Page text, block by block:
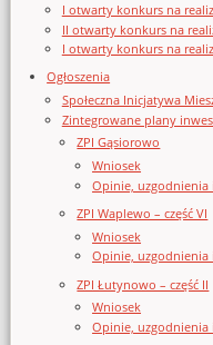
I otwarty konkurs na
II otwarty konkurs na
I otwarty konkurs na
Ogłoszenia
Społeczna Inicjatywa
Zintegrowane plany
ZPI Gąsiorowo
Wniosek
Opinie, uzgodnienia
ZPI Waplewo – część VI
Wniosek
Opinie, uzgodnienia
ZPI Łutynowo – część II
Wniosek
Opinie, uzgodnienia